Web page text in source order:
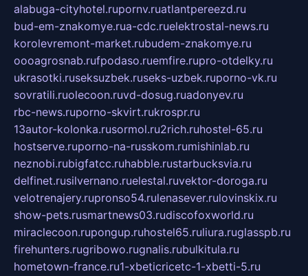
alabuga-cityhotel.rupornv.ruatlantpereezd.ru
bud-em-znakomye.rua-cdc.ruelektrostal-news.ru
korolevremont-market.rubudem-znakomye.ru
oooagrosnab.rufpodaso.ruemfire.rupro-otdelky.ru
ukrasotki.ruseksuzbek.ruseks-uzbek.ruporno-vk.ru
sovratili.ruolecoon.ruvd-dosug.ruadonyev.ru
rbc-news.ruporno-skvirt.rukrospr.ru
13autor-kolonka.rusormol.ru2rich.ruhostel-65.ru
hostserve.ruporno-na-russkom.rumishinlab.ru
neznobi.rubigfatcc.ruhabble.rustarbucksvia.ru
delfinet.rusilvernano.ruelestal.ruvektor-doroga.ru
velotrenajery.rupronso54.rulenasever.rulovinskix.ru
show-pets.rusmartnews03.rudiscofoxworld.ru
miraclecoon.rupongup.ruhostel65.ruliura.ruglasspb.ru
firehunters.rugribowo.rugnalis.rubulkitula.ru
hometown-france.ru1-xbeticricetc-1-xbetti-5.ru